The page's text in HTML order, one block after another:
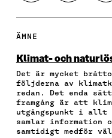
E
P
F
C
E
B
O
O
K
E
T
I
T
T
E
R
Ö
E
L
N
K
E
D
I
N
ÄMNE
Klimat- och
Det är mycket
följderna av
redan. Det enda
framgång är att
utgångspunkt i
samlar information
samtidigt medför